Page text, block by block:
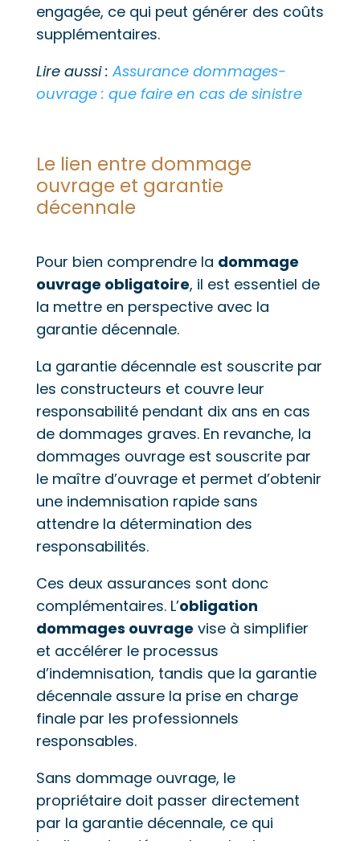
engagée, ce qui peut générer des coûts
supplémentaires.
Lire aussi : Assurance dommages-
ouvrage : que faire en cas de sinistre
Le lien entre dommage
ouvrage et garantie
décennale
Pour bien comprendre la dommage
ouvrage obligatoire, il est essentiel de
la mettre en perspective avec la
garantie décennale.
La garantie décennale est souscrite par
les constructeurs et couvre leur
responsabilité pendant dix ans en cas
de dommages graves. En revanche, la
dommages ouvrage est souscrite par
le maître d’ouvrage et permet d’obtenir
une indemnisation rapide sans
attendre la détermination des
responsabilités.
Ces deux assurances sont donc
complémentaires. L’obligation
dommages ouvrage vise à simplifier
et accélérer le processus
d’indemnisation, tandis que la garantie
décennale assure la prise en charge
finale par les professionnels
responsables.
Sans dommage ouvrage, le
propriétaire doit passer directement
par la garantie décennale, ce qui